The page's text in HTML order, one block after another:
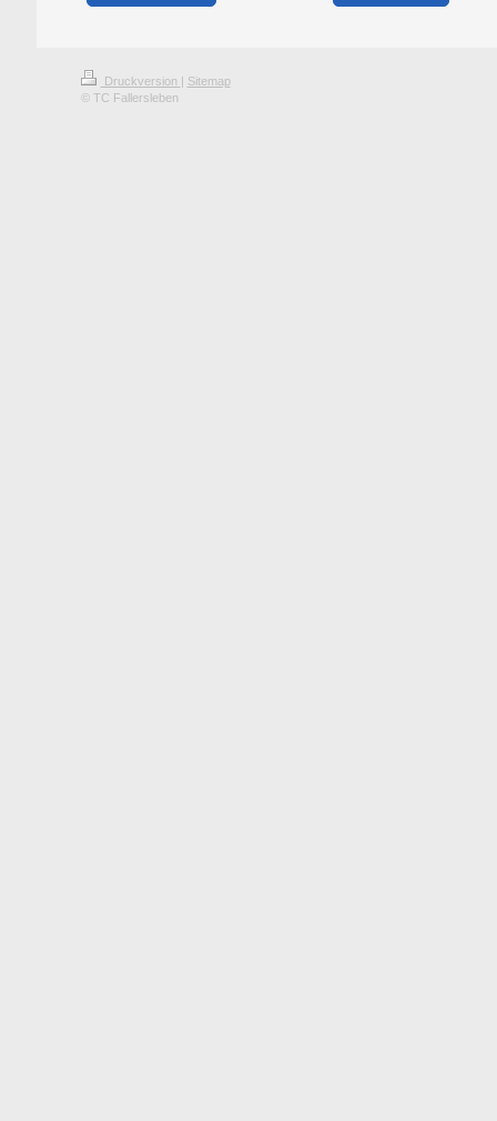
Druckversion
Sitemap
© TC Fallersleben